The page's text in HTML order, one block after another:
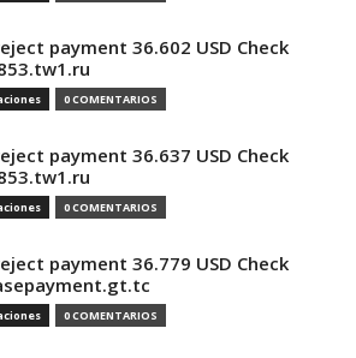
payment 36.602 USD Check
0 COMENTARIOS
payment 36.637 USD Check
0 COMENTARIOS
payment 36.779 USD Check
0 COMENTARIOS